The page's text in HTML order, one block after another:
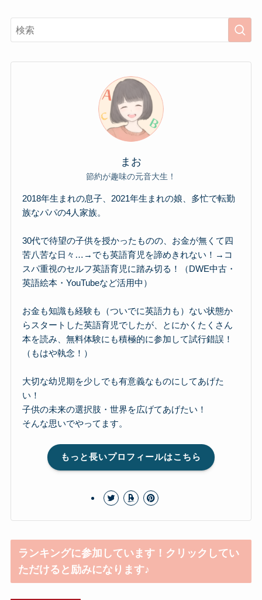
まお
節約が趣味の元音大生！
2018年生まれの息子、2021年生まれの娘、多忙で転勤
族なパパの4人家族。
30代で待望の子供を授かったものの、お金が無くて四
苦八苦な日々…→でも英語育児を諦めきれない！→コ
スパ重視のセルフ英語育児に踏み切る！（DWE中古・
英語絵本・YouTubeなど活用中）
お金も知識も経験も（ついでに英語力も）ない状態か
らスタートした英語育児でしたが、とにかくたくさん
本を読み、無料体験にも積極的に参加して試行錯誤！
（もはや執念！）
大切な幼児期を少しでも有意義なものにしてあげた
い！
子供の未来の選択肢・世界を広げてあげたい！
そんな思いでやってます。
もっと長いプロフィールはこちら
ランキングに参加しています！クリックしてい
ただけると励みになります♪